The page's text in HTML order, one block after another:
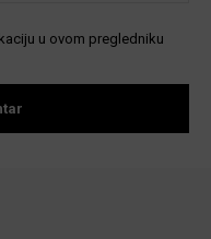
u ovom pregledniku